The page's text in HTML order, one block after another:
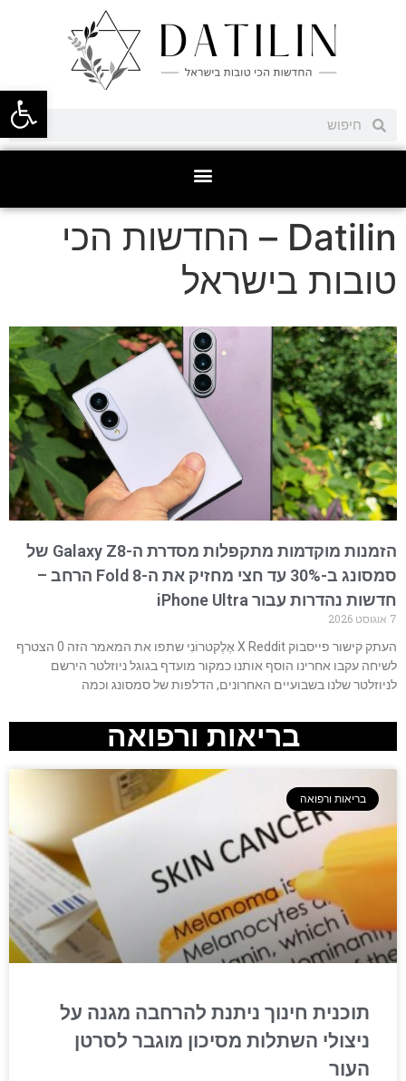
פתח
Datilin – החדשות הכי
טובות בישראל
הזמנות מוקדמות מתקפלות מסדרת ה-Galaxy Z8 של
סמסונג ב-30% עד חצי מחזיק את ה-Fold 8 הרחב –
חדשות נהדרות עבור iPhone Ultra
7 אוגוסט 2026
העתק קישור פייסבוק X Reddit אֶלֶקטרוֹנִי שתפו את המאמר הזה 0 הצטרף
לשיחה עקבו אחרינו הוסף אותנו כמקור מועדף בגוגל ניוזלטר הירשם
לניוזלטר שלנו בשבועיים האחרונים, הדלפות של סמסונג וכמה
בריאות ורפואה
בריאות ורפואה
תוכנית חינוך ניתנת להרחבה מגנה על
ניצולי השתלות מסיכון מוגבר לסרטן
העור